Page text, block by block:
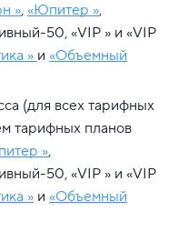
», «Юпитер »,
50, «VIP » и «VIP
» и «Объемный
(для всех тарифных
тарифных планов
»,
50, «VIP » и «VIP
» и «Объемный